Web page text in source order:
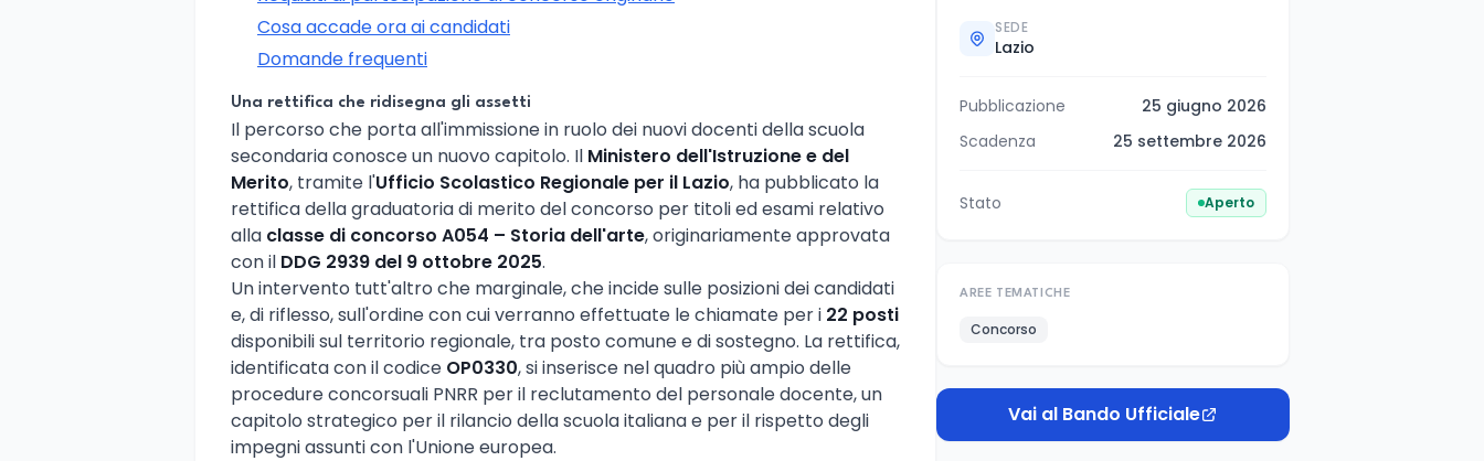
Cosa accade ora ai candidati
Domande frequenti
Una rettifica che ridisegna gli assetti
Il percorso che porta all'immissione in ruolo dei nuovi docenti della scuola
secondaria conosce un nuovo capitolo. Il Ministero dell'Istruzione e del
Merito, tramite l'Ufficio Scolastico Regionale per il Lazio, ha pubblicato la
rettifica della graduatoria di merito del concorso per titoli ed esami relativo
alla classe di concorso A054 – Storia dell'arte, originariamente approvata
con il DDG 2939 del 9 ottobre 2025.
Un intervento tutt'altro che marginale, che incide sulle posizioni dei candidati
e, di riflesso, sull'ordine con cui verranno effettuate le chiamate per i 22 posti
disponibili sul territorio regionale, tra posto comune e di sostegno. La rettifica,
identificata con il codice OP0330, si inserisce nel quadro più ampio delle
procedure concorsuali PNRR per il reclutamento del personale docente, un
capitolo strategico per il rilancio della scuola italiana e per il rispetto degli
impegni assunti con l'Unione europea.
SEDE
Lazio
Pubblicazione
25 giugno 2026
Scadenza
25 settembre 2026
Stato Aperto
AREE TEMATICHE
Concorso
Vai al Bando Ufficiale